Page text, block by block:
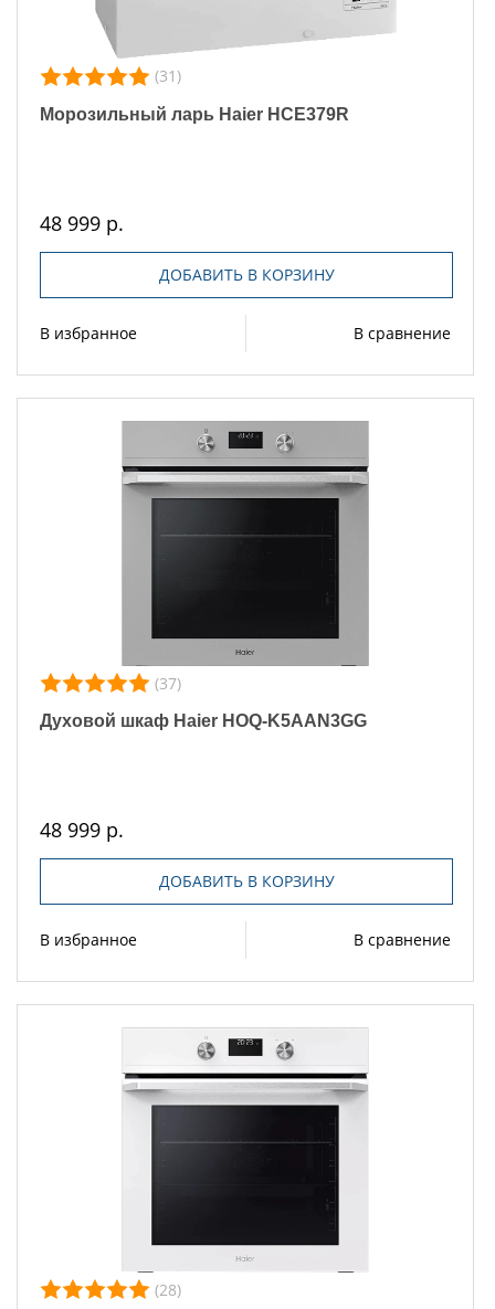
(31)
Морозильный ларь Haier HCE379R
48 999 р.
ДОБАВИТЬ В КОРЗИНУ
В избранное В сравнение
(37)
Духовой шкаф Haier HOQ-K5AAN3GG
48 999 р.
ДОБАВИТЬ В КОРЗИНУ
В избранное В сравнение
(28)